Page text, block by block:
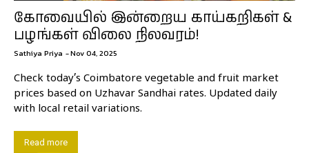
கோவையில் இன்றைய காய்கறிகள் &
பழங்கள் விலை நிலவரம்!
Sathiya Priya -Nov 04, 2025
Check today’s Coimbatore vegetable and fruit market
prices based on Uzhavar Sandhai rates. Updated daily
with local retail variations.
Read more